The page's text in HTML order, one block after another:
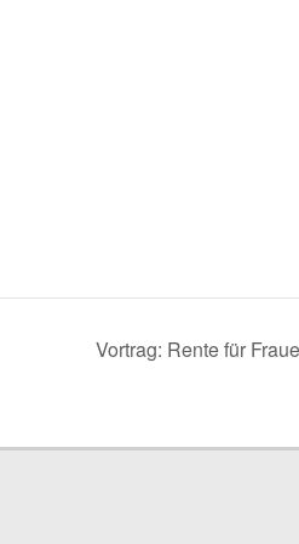
Vortrag: Rente für